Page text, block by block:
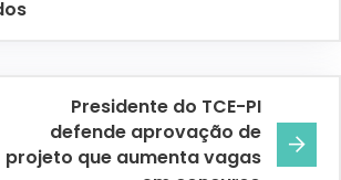
Presidente do TCE-PI
defende aprovação de
projeto que aumenta vagas